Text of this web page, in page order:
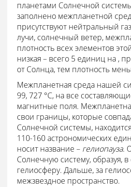
планетами Солнечной
заполнено межпланетной
присутствуют нейтральный
лучи, солнечный ветер,
плотность всех элементов
низкая – всего 5 единиц на ,
от Солнца, тем плотность
Межпланетная среда нашей
99, 727 °С, на все
магнитные поля.
свои границы, которые
Солнечной системы,
110-160 астрономических
носит название – гелиопауза.
Солнечную систему, образуя,
гелиосферу. Дальше, за
межзвездное пространство.